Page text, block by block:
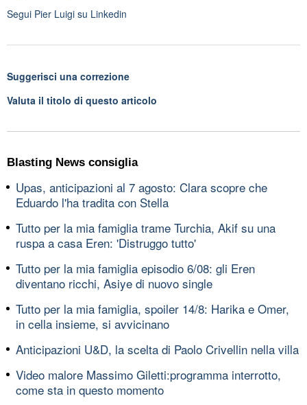
Segui Pier Luigi su Linkedin
Suggerisci una correzione
Valuta il titolo di questo articolo
Blasting News consiglia
Upas, anticipazioni al 7 agosto: Clara scopre che
Eduardo l'ha tradita con Stella
Tutto per la mia famiglia trame Turchia, Akif su una
ruspa a casa Eren: 'Distruggo tutto'
Tutto per la mia famiglia episodio 6/08: gli Eren
diventano ricchi, Asiye di nuovo single
Tutto per la mia famiglia, spoiler 14/8: Harika e Omer,
in cella insieme, si avvicinano
Anticipazioni U&D, la scelta di Paolo Crivellin nella villa
Video malore Massimo Giletti:programma interrotto,
come sta in questo momento